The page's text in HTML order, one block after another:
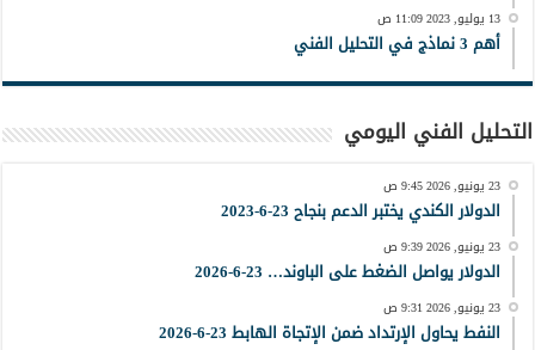
13 يوليو, 2023 11:09 ص
أهم 3 نماذج في التحليل الفني
التحليل الفني اليومي
23 يونيو, 2026 9:45 ص
الدولار الكندي يختبر الدعم بنجاح 23-6-2023
23 يونيو, 2026 9:39 ص
الدولار يواصل الضغط على الباوند… 23-6-2026
23 يونيو, 2026 9:31 ص
النفط يحاول الإرتداد ضمن الإتجاة الهابط 23-6-2026